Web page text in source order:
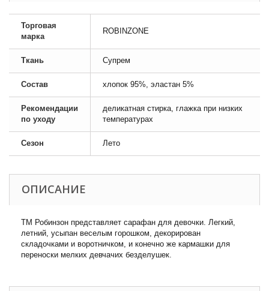
Торговая
марка
ROBINZONE
Ткань Супрем
Состав хлопок 95%, эластан 5%
Рекомендации
по уходу
деликатная стирка, глажка при низких
температурах
Сезон Лето
ОПИСАНИЕ
ТМ Робинзон представляет сарафан для девочки. Легкий,
летний, усыпан веселым горошком, декорирован
складочками и воротничком, и конечно же кармашки для
переноски мелких девчачих безделушек.